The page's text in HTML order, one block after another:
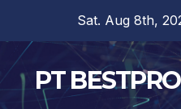
content
Sat. Aug 8th,
PT